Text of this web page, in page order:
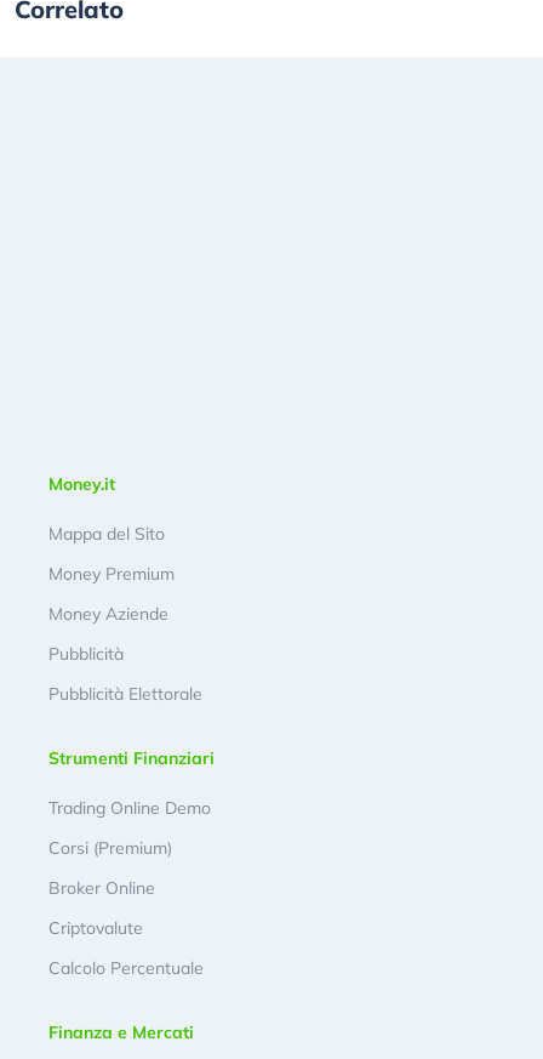
Correlato
Money.it
Mappa del Sito
Money Premium
Money Aziende
Pubblicità
Pubblicità Elettorale
Strumenti Finanziari
Trading Online Demo
Corsi (Premium)
Broker Online
Criptovalute
Calcolo Percentuale
Finanza e Mercati